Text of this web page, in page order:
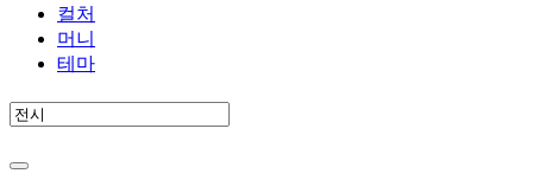
컬처
머니
테마